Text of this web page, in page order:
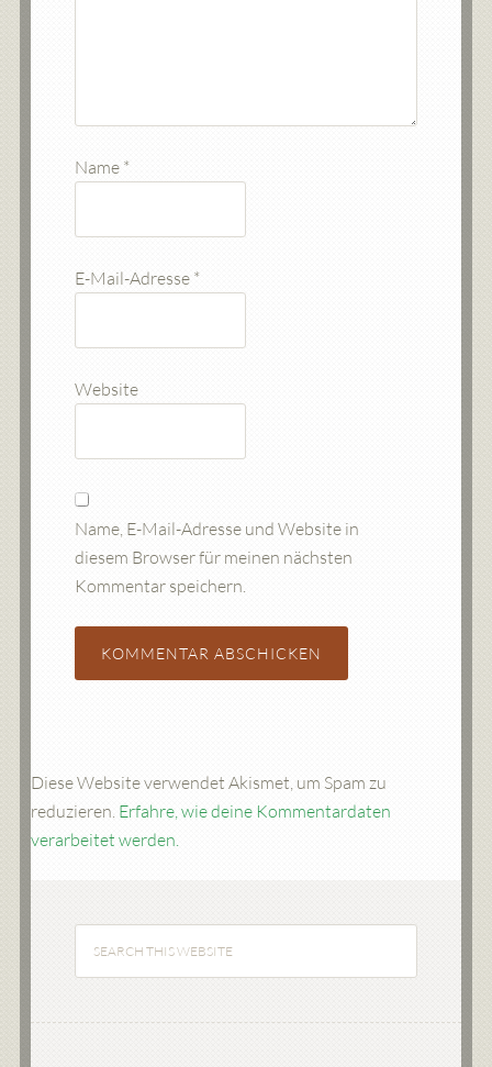
Name *
E-Mail-Adresse *
Website
Name, E-Mail-Adresse und Website in
diesem Browser für meinen nächsten
Kommentar speichern.
Diese Website verwendet Akismet, um Spam zu
reduzieren. Erfahre, wie deine Kommentardaten
verarbeitet werden.